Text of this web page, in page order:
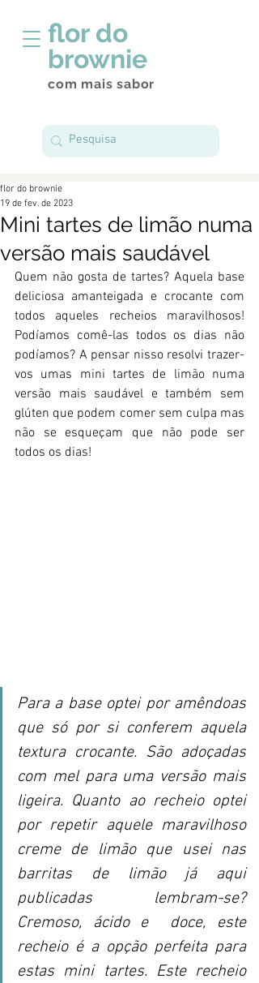
flor do
brownie
com mais sabor
Mini tartes de limão numa
versão mais saudável
flor do brownie
19 de fev. de 2023
Quem não gosta de tartes? Aquela base
deliciosa amanteigada e crocante com
todos aqueles recheios maravilhosos!
Podíamos comê-las todos os dias não
podíamos? A pensar nisso resolvi trazer-
vos umas mini tartes de limão numa
versão mais saudável e também sem
glúten que podem comer sem culpa mas
não se esqueçam que não pode ser
todos os dias!
Para a base optei por amêndoas
que só por si conferem aquela
textura crocante. São adoçadas
com mel para uma versão mais
ligeira. Quanto ao recheio optei
por repetir aquele maravilhoso
creme de limão que usei nas
barritas de limão já aqui
publicadas lembram-se?
Cremoso, ácido e  doce, este
recheio é a opção perfeita para
estas mini tartes. Este recheio